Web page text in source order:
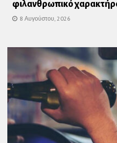
φιλανθρωπικό
8 Αυγούστου, 2026